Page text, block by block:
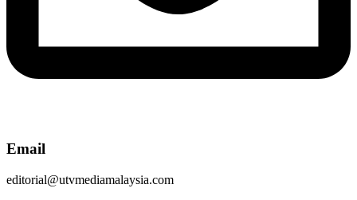
Email
editorial@utvmediamalaysia.com